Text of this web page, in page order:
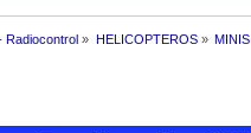
Radiocontrol » HELICOPTEROS»